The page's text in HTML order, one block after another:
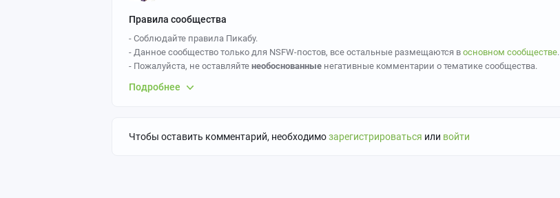
Правила сообщества
- Соблюдайте правила Пикабу.
- Данное сообщество только для NSFW-постов, все остальные размещаются в основном сообществе.
- Пожалуйста, не оставляйте необоснованные негативные комментарии о тематике сообщества.
Так же желательно указывать персонажа и откуда он.
- За политоту бан.
Подробнее
Чтобы оставить комментарий, необходимозарегистрироваться или войти